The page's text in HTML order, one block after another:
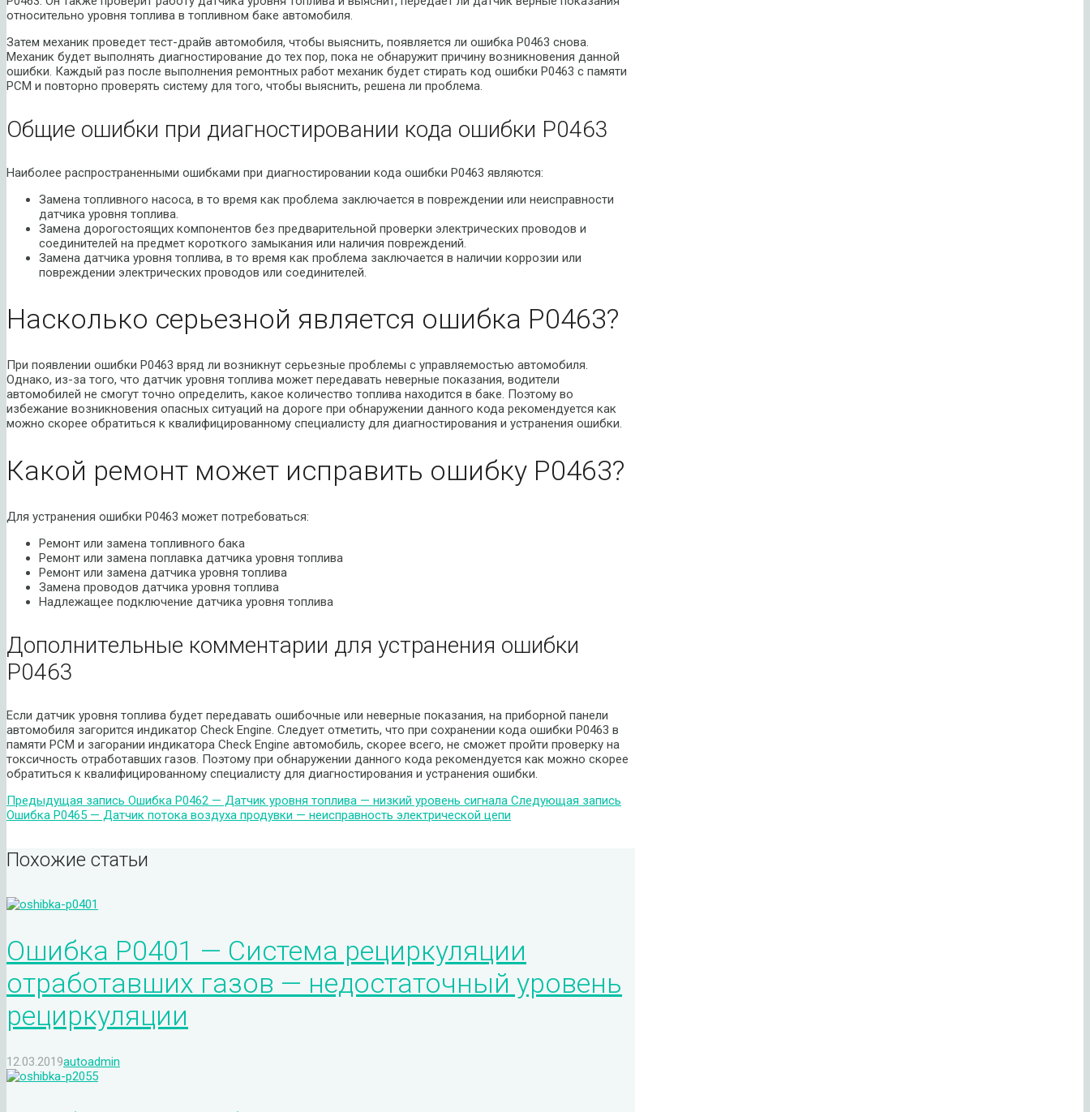
относительно уровня топлива в топливном баке автомобиля.
Затем механик проведет тест-драйв автомобиля, чтобы выяснить, появляется ли ошибка P0463 снова.
Механик будет выполнять диагностирование до тех пор, пока не обнаружит причину возникновения данной
ошибки. Каждый раз после выполнения ремонтных работ механик будет стирать код ошибки P0463 с памяти
PCM и повторно проверять систему для того, чтобы выяснить, решена ли проблема.
Общие ошибки при диагностировании кода ошибки P0463
Наиболее распространенными ошибками при диагностировании кода ошибки P0463 являются:
Замена топливного насоса, в то время как проблема заключается в повреждении или неисправности
датчика уровня топлива.
Замена дорогостоящих компонентов без предварительной проверки электрических проводов и
соединителей на предмет короткого замыкания или наличия повреждений.
Замена датчика уровня топлива, в то время как проблема заключается в наличии коррозии или
повреждении электрических проводов или соединителей.
Насколько серьезной является ошибка P0463?
При появлении ошибки P0463 вряд ли возникнут серьезные проблемы с управляемостью автомобиля.
Однако, из-за того, что датчик уровня топлива может передавать неверные показания, водители
автомобилей не смогут точно определить, какое количество топлива находится в баке. Поэтому во
избежание возникновения опасных ситуаций на дороге при обнаружении данного кода рекомендуется как
можно скорее обратиться к квалифицированному специалисту для диагностирования и устранения ошибки.
Какой ремонт может исправить ошибку P0463?
Для устранения ошибки P0463 может потребоваться:
Ремонт или замена топливного бака
Ремонт или замена поплавка датчика уровня топлива
Ремонт или замена датчика уровня топлива
Замена проводов датчика уровня топлива
Надлежащее подключение датчика уровня топлива
Дополнительные комментарии для устранения ошибки
P0463
Если датчик уровня топлива будет передавать ошибочные или неверные показания, на приборной панели
автомобиля загорится индикатор Check Engine. Следует отметить, что при сохранении кода ошибки P0463 в
памяти PCM и загорании индикатора Check Engine автомобиль, скорее всего, не сможет пройти проверку на
токсичность отработавших газов. Поэтому при обнаружении данного кода рекомендуется как можно скорее
обратиться к квалифицированному специалисту для диагностирования и устранения ошибки.
Предыдущая запись Ошибка P0462 — Датчик уровня топлива — низкий уровень сигнала Следующая запись
Ошибка P0465 — Датчик потока воздуха продувки — неисправность электрической цепи
Похожие статьи
Ошибка P0401 — Система рециркуляции
отработавших газов — недостаточный уровень
рециркуляции
12.03.2019autoadmin